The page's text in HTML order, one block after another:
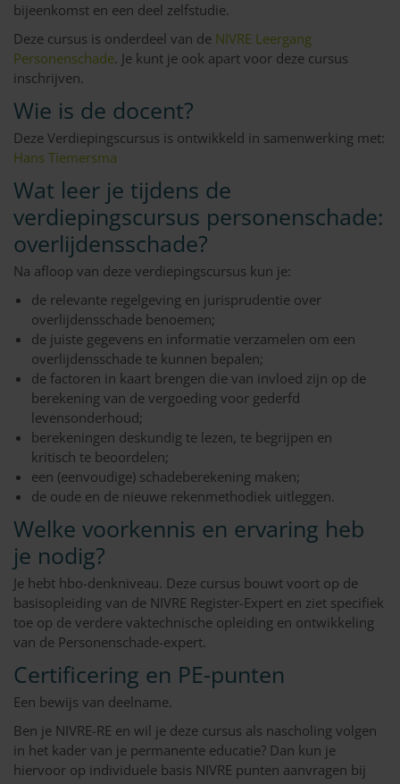
bijeenkomst en een deel zelfstudie.
Deze cursus is onderdeel van de NIVRE Leergang
Personenschade. Je kunt je ook apart voor deze cursus
inschrijven.
Wie is de docent?
Deze Verdiepingscursus is ontwikkeld in samenwerking met:
Hans Tiemersma
Wat leer je tijdens de
verdiepingscursus personenschade:
overlijdensschade?
Na afloop van deze verdiepingscursus kun je:
de relevante regelgeving en jurisprudentie over
overlijdensschade benoemen;
de juiste gegevens en informatie verzamelen om een
overlijdensschade te kunnen bepalen;
de factoren in kaart brengen die van invloed zijn op de
berekening van de vergoeding voor gederfd
levensonderhoud;
berekeningen deskundig te lezen, te begrijpen en
kritisch te beoordelen;
een (eenvoudige) schadeberekening maken;
de oude en de nieuwe rekenmethodiek uitleggen.
Welke voorkennis en ervaring heb
je nodig?
Je hebt hbo-denkniveau. Deze cursus bouwt voort op de
basisopleiding van de NIVRE Register-Expert en ziet specifiek
toe op de verdere vaktechnische opleiding en ontwikkeling
van de Personenschade-expert.
Certificering en PE-punten
Een bewijs van deelname.
Ben je NIVRE-RE en wil je deze cursus als nascholing volgen
in het kader van je permanente educatie? Dan kun je
hiervoor op individuele basis NIVRE punten aanvragen bij